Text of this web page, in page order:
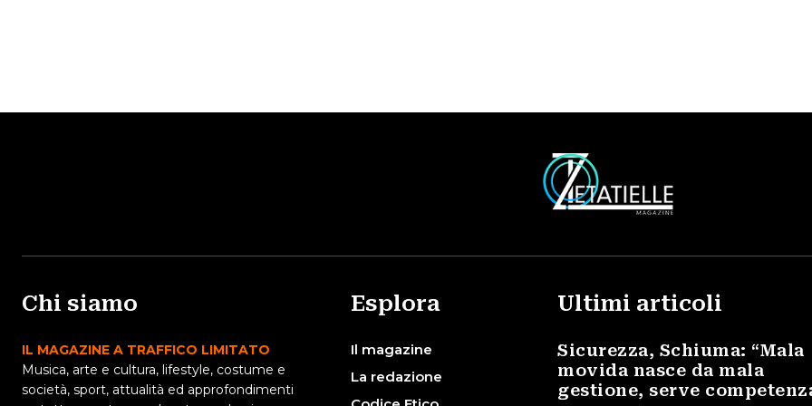
Chi siamo
IL MAGAZINE A TRAFFICO LIMITATO
Musica, arte e cultura, lifestyle, costume e
società, sport, attualità ed approfondimenti
Esplora
Il magazine
La redazione
Ultimi articoli
Sicurezza, Schiuma: “Mala
movida nasce da mala
gestione, serve